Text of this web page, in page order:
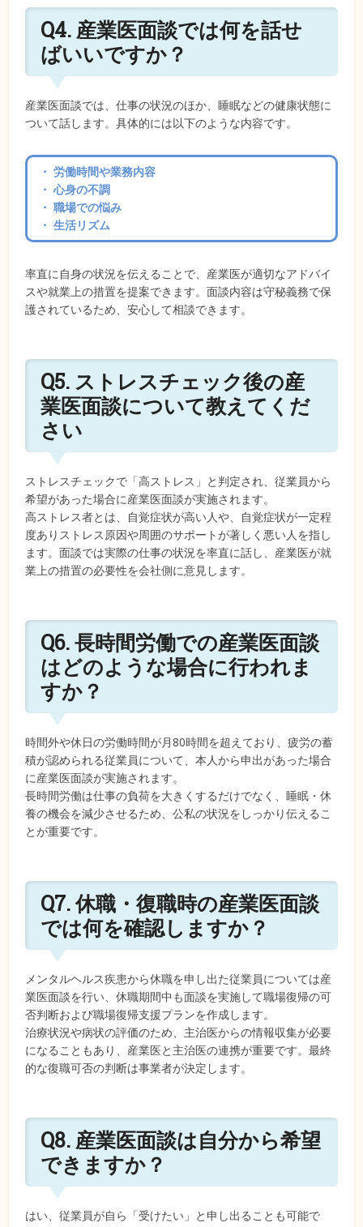
Q4. 産業医面談では何を話せ
ばいいですか？
産業医面談では、仕事の状況のほか、睡眠などの健康状態に
ついて話します。具体的には以下のような内容です。
・ 労働時間や業務内容
・ 心身の不調
・ 職場での悩み
・ 生活リズム
率直に自身の状況を伝えることで、産業医が適切なアドバイ
スや就業上の措置を提案できます。面談内容は守秘義務で保
護されているため、安心して相談できます。
Q5. ストレスチェック後の産
業医面談について教えてくだ
さい
ストレスチェックで「高ストレス」と判定され、従業員から
希望があった場合に産業医面談が実施されます。
高ストレス者とは、自覚症状が高い人や、自覚症状が一定程
度ありストレス原因や周囲のサポートが著しく悪い人を指し
ます。面談では実際の仕事の状況を率直に話し、産業医が就
業上の措置の必要性を会社側に意見します。
Q6. 長時間労働での産業医面談
はどのような場合に行われま
すか？
時間外や休日の労働時間が月80時間を超えており、疲労の蓄
積が認められる従業員について、本人から申出があった場合
に産業医面談が実施されます。
長時間労働は仕事の負荷を大きくするだけでなく、睡眠・休
養の機会を減少させるため、公私の状況をしっかり伝えるこ
とが重要です。
Q7. 休職・復職時の産業医面談
では何を確認しますか？
メンタルヘルス疾患から休職を申し出た従業員については産
業医面談を行い、休職期間中も面談を実施して職場復帰の可
否判断および職場復帰支援プランを作成します。
治療状況や病状の評価のため、主治医からの情報収集が必要
になることもあり、産業医と主治医の連携が重要です。最終
的な復職可否の判断は事業者が決定します。
Q8. 産業医面談は自分から希望
できますか？
はい、従業員が自ら「受けたい」と申し出ることも可能で